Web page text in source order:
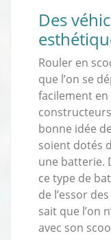
Des
Rouler en
que l’on se
facilement en
bonne idée
soient dotés
une batterie.
ce type de
de l’essor
sait que l’on
avec son